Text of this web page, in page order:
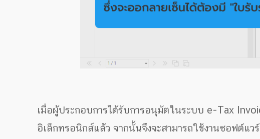
เมื่อผู้ประกอบการได้รับการอนุมัตในระบบ e-Tax
อิเล็กทรอนิกส์แล้ว จากนั้นจึงจะสามารถใช้งานซอฟต์แ